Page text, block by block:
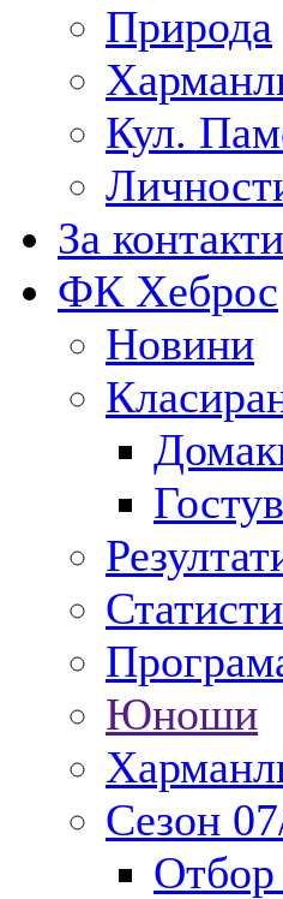
Природа
Кул.
За контакти
ФК Хеброс
Новини
Юноши
Сезон